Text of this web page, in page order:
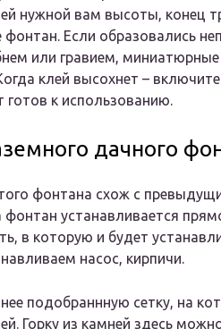
нужной вам высоты, конец
фонтан. Если образовались
или гравием,
клей высохнет –
готов к использованию.
дачного
фонтана схож с
устанавливается
в которую и будет
насос, кирпичи.
подобраннную сетку, на
Горку из камней здесь